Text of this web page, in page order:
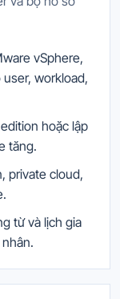
vSphere,
workload,
hoặc lập
tăng.
private cloud,
từ và lịch gia